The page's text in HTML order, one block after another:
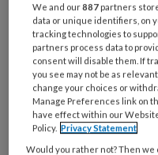
Michelle van Eck
10 JULI 2025 NIEUWS
KINDEREN
We and our887 partners
data or unique identifiers, on
tracking technologies to
partners process data to
consent will disable them. If
you see may not be as
change your choices or
Manage Preferences link on
have effect within our
Policy. Privacy Statement
Would you rather not? Then